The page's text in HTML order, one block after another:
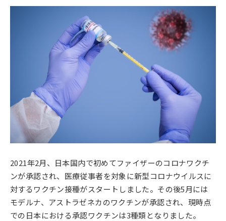
2021年2月、日本国内で初めてファイザーのコロナワクチ
ンが承認され、医療従事者を対象に新型コロナウイルスに
対するワクチン接種がスタートしました。その後5月には
モデルナ、アストラゼネカのワクチンが承認され、現時点
での日本における承認ワクチンは3種類となりました。